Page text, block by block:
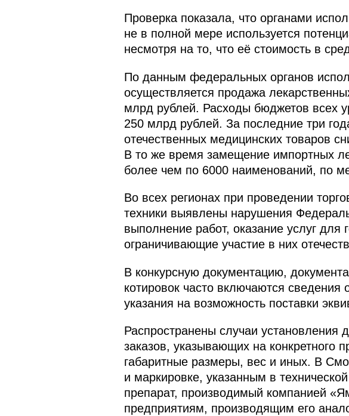
Проверка показала, что органами
не в полной мере используется
несмотря на то, что её стоимость в
По данным федеральных органов
осуществляется продажа
млрд рублей. Расходы бюджетов всех
250 млрд рублей. За последние три
отечественных медицинских товаров
В то же время замещение импортных
более чем по 6000 наименований, по
Во всех регионах при проведении
техники выявлены нарушения
выполнение работ, оказание услуг
ограничивающие участие в них
В конкурсную документацию,
котировок часто включаются
указания на возможность поставки
Распространены случаи установления
заказов, указывающих на конкретного
габаритные размеры, вес и иных. В
и маркировке, указанным в
препарат, производимый компанией
предприятиям, производящим его